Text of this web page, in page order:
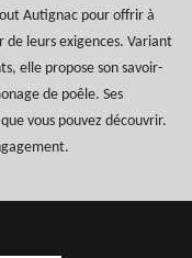
Autignac pour offrir à
de leurs exigences. Variant
elle propose son savoir-
de poêle. Ses
vous pouvez découvrir.